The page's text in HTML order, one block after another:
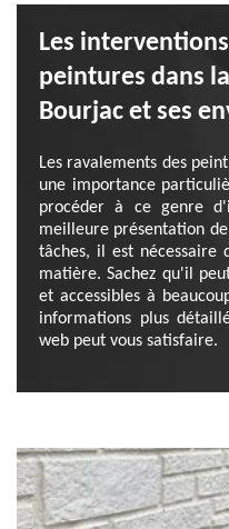
Les
peintures dans
Bourjac et ses
Les ravalements des
une importance
procéder à ce genre
meilleure présentation
tâches, il est nécessaire
matière. Sachez qu'il
et accessibles à
informations plus
web peut vous satisfaire.